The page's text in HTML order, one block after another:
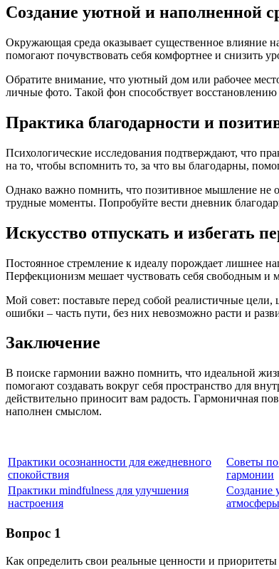
Создание уютной и наполненной
Окружающая среда оказывает существенное влияние
помогают почувствовать себя комфортнее и снизить
Обратите внимание, что уютный дом или рабочее
личные фото. Такой фон способствует
Практика благодарности и
Психологические исследования подтверждают, что
на то, чтобы вспомнить то, за что вы благодарны,
Однако важно помнить, что позитивное мышление не
трудные моменты. Попробуйте вести дневник
Искусство отпускать и избегать
Постоянное стремление к идеалу порождает лишнее
Перфекционизм мешает чуствовать себя свободным и
Мой совет: поставьте перед собой реалистичные
ошибки – часть пути, без них невозможно расти и
Заключение
В поиске гармонии важно помнить, что идеальной
помогают создавать вокруг себя пространство для
действительно приносит вам радость. Гармоничная
наполнен смыслом.
Практики осознанности для ежедневного
спокойствия
Советы по
гармонии
Практики mindfulness для улучшения
настроения
Создание
атмосферы
Вопрос 1
Как определить свои реальные ценности и